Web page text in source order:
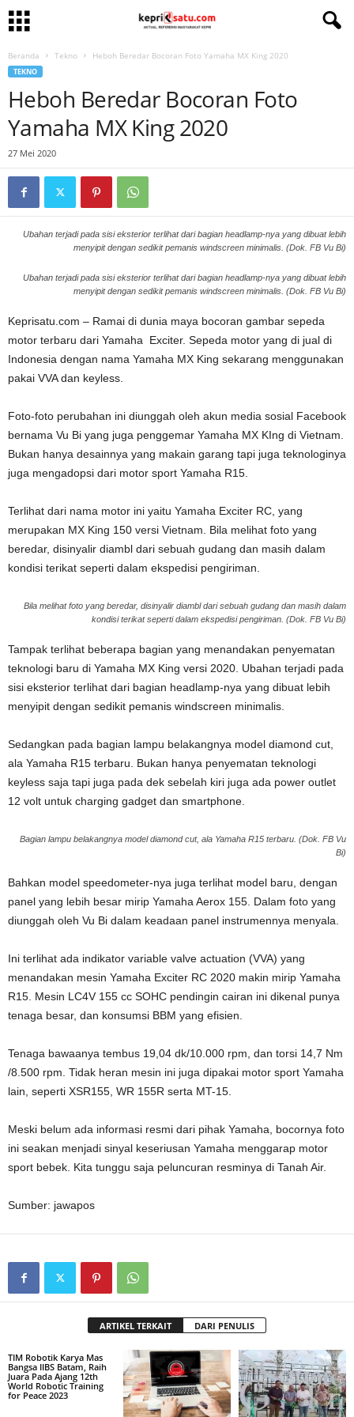
Beranda Tekno Heboh Beredar Bocoran Foto Yamaha MX King 2020
TEKNO
Heboh Beredar Bocoran Foto
Yamaha MX King 2020
27 Mei 2020
Ubahan terjadi pada sisi eksterior terlihat dari bagian headlamp-nya yang dibuat lebih
menyipit dengan sedikit pemanis windscreen minimalis. (Dok. FB Vu Bi)
Ubahan terjadi pada sisi eksterior terlihat dari bagian headlamp-nya yang dibuat lebih
menyipit dengan sedikit pemanis windscreen minimalis. (Dok. FB Vu Bi)
Keprisatu.com – Ramai di dunia maya bocoran gambar sepeda
motor terbaru dari Yamaha Exciter. Sepeda motor yang di jual di
Indonesia dengan nama Yamaha MX King sekarang menggunakan
pakai VVA dan keyless.
Foto-foto perubahan ini diunggah oleh akun media sosial Facebook
bernama Vu Bi yang juga penggemar Yamaha MX KIng di Vietnam.
Bukan hanya desainnya yang makain garang tapi juga teknologinya
juga mengadopsi dari motor sport Yamaha R15.
Terlihat dari nama motor ini yaitu Yamaha Exciter RC, yang
merupakan MX King 150 versi Vietnam. Bila melihat foto yang
beredar, disinyalir diambl dari sebuah gudang dan masih dalam
kondisi terikat seperti dalam ekspedisi pengiriman.
Bila melihat foto yang beredar, disinyalir diambl dari sebuah gudang dan masih dalam
kondisi terikat seperti dalam ekspedisi pengiriman. (Dok. FB Vu Bi)
Tampak terlihat beberapa bagian yang menandakan penyematan
teknologi baru di Yamaha MX King versi 2020. Ubahan terjadi pada
sisi eksterior terlihat dari bagian headlamp-nya yang dibuat lebih
menyipit dengan sedikit pemanis windscreen minimalis.
Sedangkan pada bagian lampu belakangnya model diamond cut,
ala Yamaha R15 terbaru. Bukan hanya penyematan teknologi
keyless saja tapi juga pada dek sebelah kiri juga ada power outlet
12 volt untuk charging gadget dan smartphone.
Bagian lampu belakangnya model diamond cut, ala Yamaha R15 terbaru. (Dok. FB Vu
Bi)
Bahkan model speedometer-nya juga terlihat model baru, dengan
panel yang lebih besar mirip Yamaha Aerox 155. Dalam foto yang
diunggah oleh Vu Bi dalam keadaan panel instrumennya menyala.
Ini terlihat ada indikator variable valve actuation (VVA) yang
menandakan mesin Yamaha Exciter RC 2020 makin mirip Yamaha
R15. Mesin LC4V 155 cc SOHC pendingin cairan ini dikenal punya
tenaga besar, dan konsumsi BBM yang efisien.
Tenaga bawaanya tembus 19,04 dk/10.000 rpm, dan torsi 14,7 Nm
/8.500 rpm. Tidak heran mesin ini juga dipakai motor sport Yamaha
lain, seperti XSR155, WR 155R serta MT-15.
Meski belum ada informasi resmi dari pihak Yamaha, bocornya foto
ini seakan menjadi sinyal keseriusan Yamaha menggarap motor
sport bebek. Kita tunggu saja peluncuran resminya di Tanah Air.
Sumber: jawapos
ARTIKEL TERKAIT DARI PENULIS
TIM Robotik Karya Mas
Bangsa IIBS Batam, Raih
Juara Pada Ajang 12th
World Robotic Training
for Peace 2023